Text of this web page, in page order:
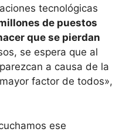
tecnológicas
de puestos
que se pierdan
se espera que al
a causa de la
factor de todos»,
ese